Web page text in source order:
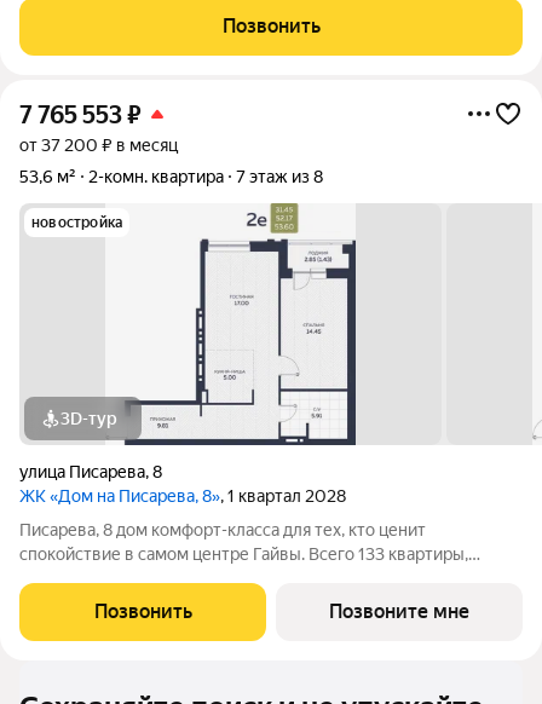
может ходить самостоятельно. - Расположение: рядом пляж,
где летом можно загорать . -
Позвонить
7 765 553₽
от 37 200 ₽ в месяц
53,6 м²
2-комн. квартира 7 этаж из 8
новостройка
3D-тур
улица Писарева,8
ЖК «Дом на Писарева, 8», 1 квартал 2028
Писарева, 8 дом комфорт-класса для тех, кто ценит
спокойствие в самом центре Гайвы. Всего 133 квартиры,
зарубежного производства. Всё необходимое в пешей
доступности: детские сады и гимназия,
Позвонить Позвоните мне